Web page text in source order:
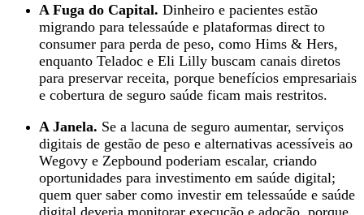
A Fuga do Capital. Dinheiro e pacientes estão
migrando para telessaúde e plataformas direct to
consumer para perda de peso, como Hims & Hers,
enquanto Teladoc e Eli Lilly buscam canais diretos
para preservar receita, porque benefícios empresariais
e cobertura de seguro saúde ficam mais restritos.
A Janela. Se a lacuna de seguro aumentar, serviços
digitais de gestão de peso e alternativas acessíveis ao
Wegovy e Zepbound poderiam escalar, criando
oportunidades para investimento em saúde digital;
quem quer saber como investir em telessaúde e saúde
digital deveria monitorar execução e adoção, porque